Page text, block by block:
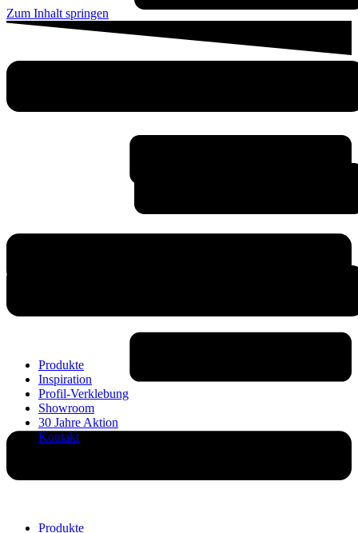
Zum Inhalt springen
Produkte
Produkte
Inspiration
Profil-Verklebung
Showroom
30 Jahre Aktion
Kontakt